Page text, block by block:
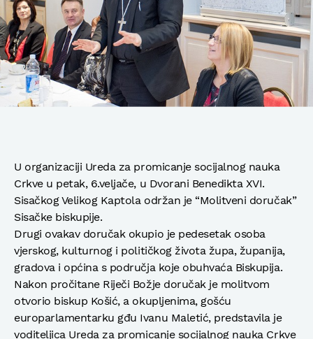
U organizaciji Ureda za promicanje socijalnog nauka
Crkve u petak, 6.veljače, u Dvorani Benedikta XVI.
Sisačkog Velikog Kaptola održan je “Molitveni doručak”
Sisačke biskupije.
Drugi ovakav doručak okupio je pedesetak osoba
vjerskog, kulturnog i političkog života župa, županija,
gradova i općina s područja koje obuhvaća Biskupija.
Nakon pročitane Riječi Božje doručak je molitvom
otvorio biskup Košić, a okupljenima, gošću
europarlamentarku gđu Ivanu Maletić, predstavila je
voditeljica Ureda za promicanje socijalnog nauka Crkve